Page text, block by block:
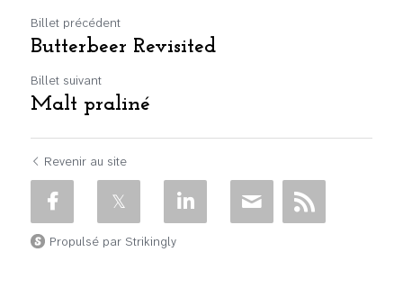
Billet précédent
Butterbeer Revisited
Billet suivant
Malt praliné
Revenir au site
Propulsé par Strikingly